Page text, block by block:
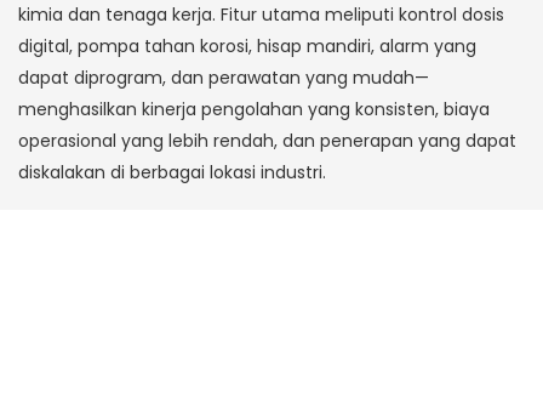
kimia dan tenaga kerja. Fitur utama meliputi kontrol dosis
digital, pompa tahan korosi, hisap mandiri, alarm yang
dapat diprogram, dan perawatan yang mudah—
menghasilkan kinerja pengolahan yang konsisten, biaya
operasional yang lebih rendah, dan penerapan yang dapat
diskalakan di berbagai lokasi industri.